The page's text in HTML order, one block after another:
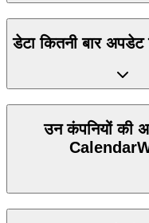
डेटा कितनी बार अपडेट
उन कंपनियों की